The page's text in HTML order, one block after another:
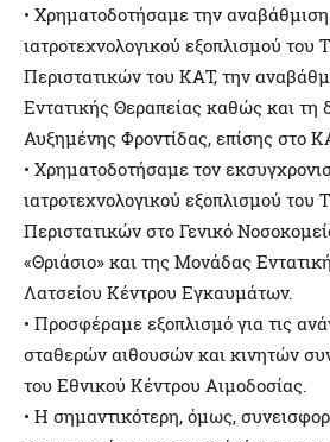
• Χρηματοδοτήσαμε την
ιατροτεχνολογικού εξοπλισμού
Περιστατικών του ΚΑΤ, την
Εντατικής Θεραπείας καθώς και τη
Αυξημένης Φροντίδας, επίσης στο
• Χρηματοδοτήσαμε τον
ιατροτεχνολογικού εξοπλισμού
Περιστατικών στο Γενικό
«Θριάσιο» και της Μονάδας
Λατσείου Κέντρου Εγκαυμάτων.
• Προσφέραμε εξοπλισμό για τις
σταθερών αιθουσών και κινητών
του Εθνικού Κέντρου Αιμοδοσίας.
• Η σημαντικότερη, όμως,